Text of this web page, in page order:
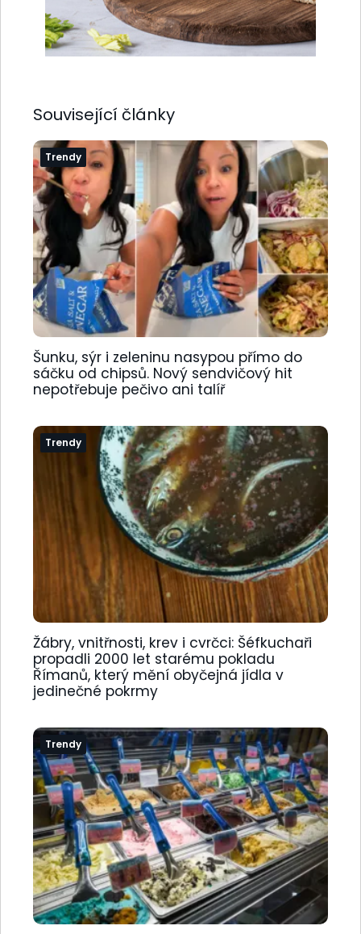
Související články
Trendy
Šunku, sýr i zeleninu nasypou přímo do
sáčku od chipsů. Nový sendvičový hit
nepotřebuje pečivo ani talíř
Trendy
Žábry, vnitřnosti, krev i cvrčci: Šéfkuchaři
propadli 2000 let starému pokladu
Římanů, který mění obyčejná jídla v
jedinečné pokrmy
Trendy